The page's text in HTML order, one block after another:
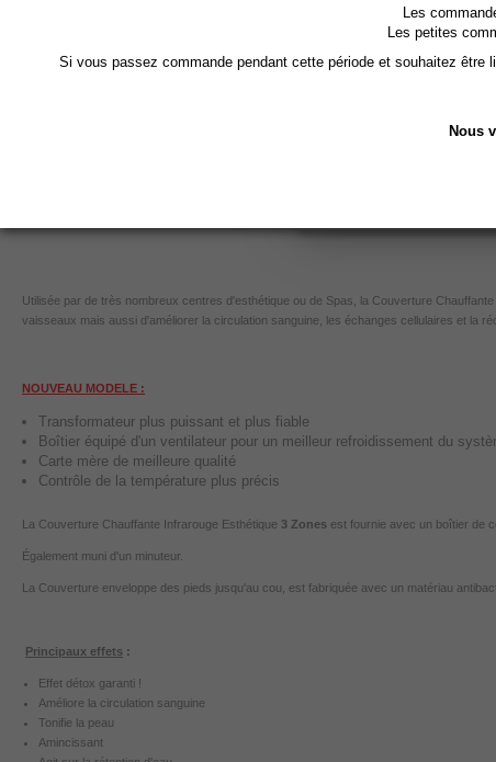
Attention ce n'est
sera
Utilisée par de très nombreux centres d'esthétique ou de Spas, la Couverture
vaisseaux mais aussi d'améliorer la circulation sanguine, les échanges cellulaires et la
NOUVEAU MODELE :
Transformateur plus puissant et plus fiable
Boîtier équipé d'un ventilateur pour un meilleur refroidissement du
Carte mère de meilleure qualité
Contrôle de la température plus précis
La Couverture Chauffante Infrarouge Esthétique 3 Zones est fournie avec un boîtier de
Également muni d'un minuteur.
La Couverture enveloppe des pieds jusqu'au cou, est fabriquée avec un matériau
Principaux effets :
Effet détox garanti !
Améliore la circulation sanguine
Tonifie la peau
Amincissant
Les
Les petites
Si vous passez commande pendant cette période et souhaitez
Nous